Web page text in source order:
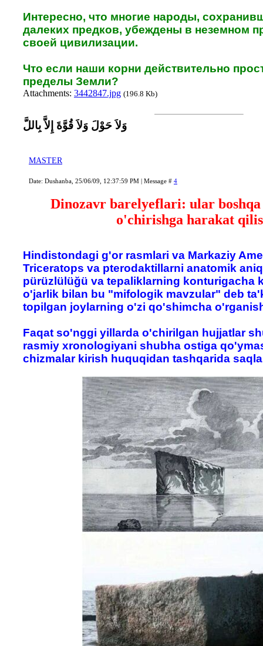
Интересно, что многие народы,
далеких предков, убеждены в неземном
своей цивилизации.
Что если наши корни действительно
пределы Земли?
Attachments: 3442847.jpg (196.8 Kb)
وَلاَ حَوْلَ وَلاَ قُوَّةَ إِلاَّ بِاللَّ
MASTER
Date: Dushanba, 25/06/09, 12:37:59 PM | Message # 4
Dinozavr barelyeflari: ular
o'chirishga harakat
Hindistondagi g'or rasmlari va Markaziy
Triceratops va pterodaktillarni anatomik
pürüzlülüğü va tepaliklarning konturigacha
o'jarlik bilan bu "mifologik mavzular" deb
topilgan joylarning o'zi qo'shimcha
Faqat so'nggi yillarda o'chirilgan hujjatlar
rasmiy xronologiyani shubha ostiga
chizmalar kirish huquqidan tashqarida